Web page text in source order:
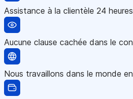
Assistance à la clientèle 24
Aucune clause cachée dans le
Nous travaillons dans le monde